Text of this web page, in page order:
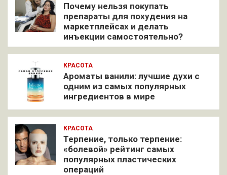
Почему нельзя покупать
препараты для похудения на
маркетплейсах и делать
инъекции самостоятельно?
КРАСОТА
Ароматы ванили: лучшие духи с
одним из самых популярных
ингредиентов в мире
КРАСОТА
Терпение, только терпение:
«болевой» рейтинг самых
популярных пластических
операций